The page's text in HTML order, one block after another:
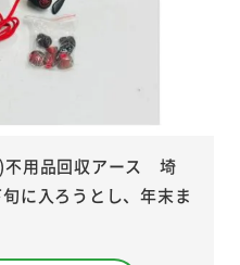
用品回収アース 埼
に入ろうとし、年末ま